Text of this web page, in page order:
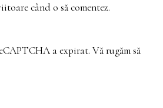
când o să comentez.
a expirat. Vă rugăm să